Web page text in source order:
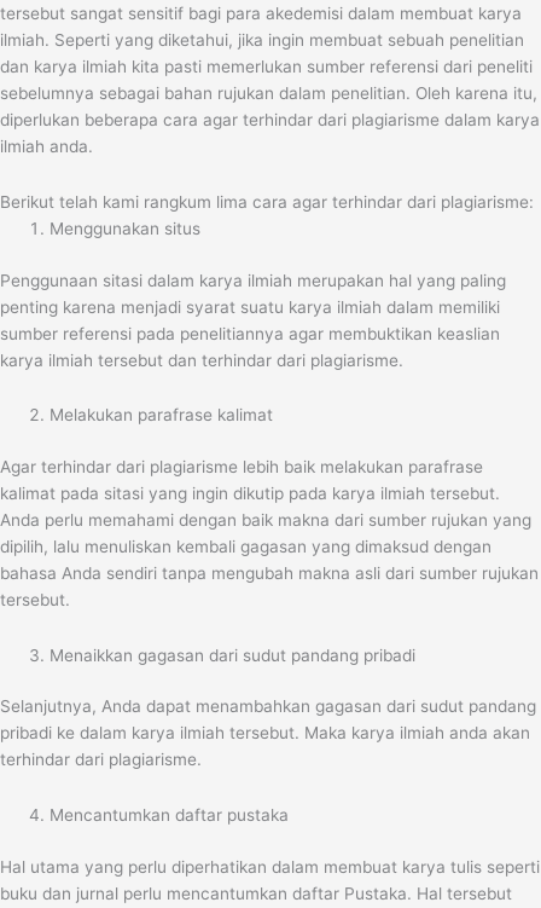
tersebut sangat sensitif bagi para akedemisi dalam membuat karya
ilmiah. Seperti yang diketahui, jika ingin membuat sebuah penelitian
dan karya ilmiah kita pasti memerlukan sumber referensi dari peneliti
sebelumnya sebagai bahan rujukan dalam penelitian. Oleh karena itu,
diperlukan beberapa cara agar terhindar dari plagiarisme dalam karya
ilmiah anda.
Berikut telah kami rangkum lima cara agar terhindar dari plagiarisme:
Menggunakan situs
Penggunaan sitasi dalam karya ilmiah merupakan hal yang paling
penting karena menjadi syarat suatu karya ilmiah dalam memiliki
sumber referensi pada penelitiannya agar membuktikan keaslian
karya ilmiah tersebut dan terhindar dari plagiarisme.
Melakukan parafrase kalimat
Agar terhindar dari plagiarisme lebih baik melakukan parafrase
kalimat pada sitasi yang ingin dikutip pada karya ilmiah tersebut.
Anda perlu memahami dengan baik makna dari sumber rujukan yang
dipilih, lalu menuliskan kembali gagasan yang dimaksud dengan
bahasa Anda sendiri tanpa mengubah makna asli dari sumber rujukan
tersebut.
Menaikkan gagasan dari sudut pandang pribadi
Selanjutnya, Anda dapat menambahkan gagasan dari sudut pandang
pribadi ke dalam karya ilmiah tersebut. Maka karya ilmiah anda akan
terhindar dari plagiarisme.
Mencantumkan daftar pustaka
Hal utama yang perlu diperhatikan dalam membuat karya tulis seperti
buku dan jurnal perlu mencantumkan daftar Pustaka. Hal tersebut